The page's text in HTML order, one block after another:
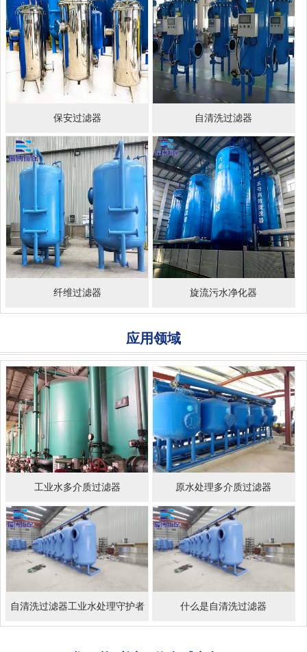
保安过滤器 自清洗过滤器
纤维过滤器 旋流污水净化器
应用领域
工业水多介质过滤器 原水处理多介质过滤器
自清洗过滤器工业水处理守护者 什么是自清洗过滤器